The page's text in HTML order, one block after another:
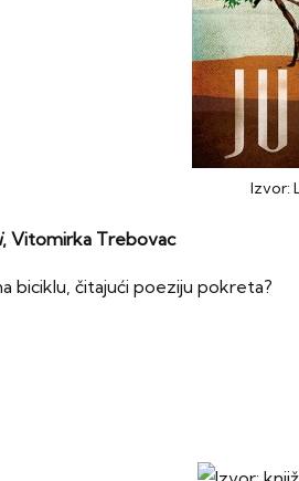
Izvor:
, Vitomirka Trebovac
biciklu, čitajući poeziju pokreta?